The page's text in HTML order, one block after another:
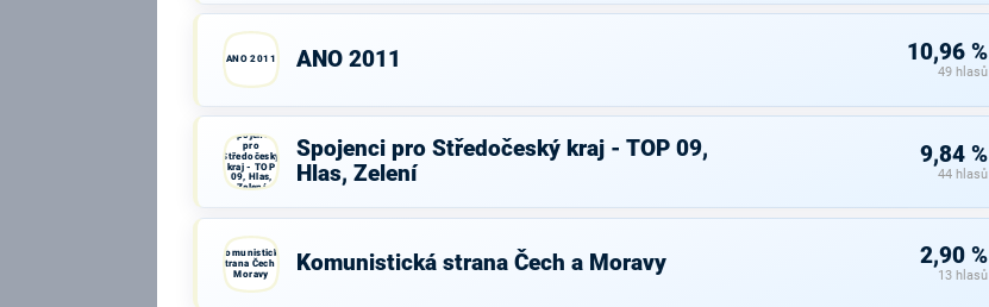
ANO 2011 ANO 2011 10,96 %
49 hlasů
Spojenci
pro
Středočeský
kraj - TOP
09, Hlas,
Zelení
Spojenci pro Středočeský kraj - TOP 09,
Hlas, Zelení
9,84 %
44 hlasů
Komunistická
strana Čech a
Moravy
Komunistická strana Čech a Moravy 2,90 %
13 hlasů